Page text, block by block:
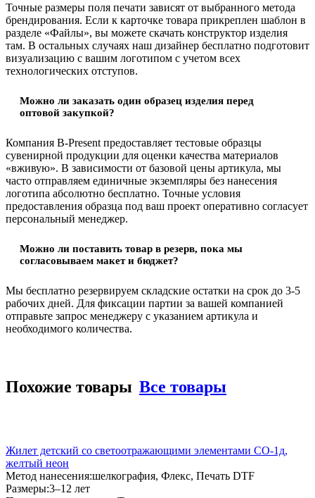
Точные размеры поля печати зависят от выбранного метода
брендирования. Если к карточке товара прикреплен шаблон в
разделе «Файлы», вы можете скачать конструктор изделия
там. В остальных случаях наш дизайнер бесплатно подготовит
визуализацию с вашим логотипом с учетом всех
технологических отступов.
Можно ли заказать один образец изделия перед
оптовой закупкой?
Компания B-Present предоставляет тестовые образцы
сувенирной продукции для оценки качества материалов
«вживую». В зависимости от базовой цены артикула, мы
часто отправляем единичные экземпляры без нанесения
логотипа абсолютно бесплатно. Точные условия
предоставления образца под ваш проект оперативно согласует
персональный менеджер.
Можно ли поставить товар в резерв, пока мы
согласовываем макет и бюджет?
Мы бесплатно резервируем складские остатки на срок до 3-5
рабочих дней. Для фиксации партии за вашей компанией
отправьте запрос менеджеру с указанием артикула и
необходимого количества.
Похожие товары Все товары
Жилет детский со светоотражающими элементами CO-1д,
желтый неон
Метод нанесения:шелкография, Флекс, Печать DTF
Размеры:3–12 лет